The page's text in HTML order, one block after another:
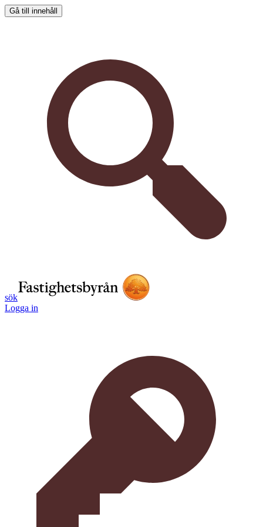
Gå till innehåll
sök
Logga in